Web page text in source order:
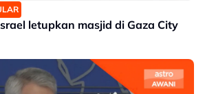
letupkan masjid di Gaza City